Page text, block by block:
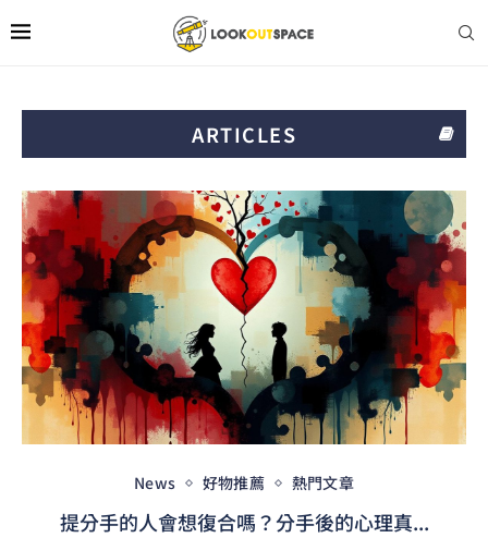
ARTICLES
News 好物推薦 熱門文章
提分手的人會想復合嗎？分手後的心理真...